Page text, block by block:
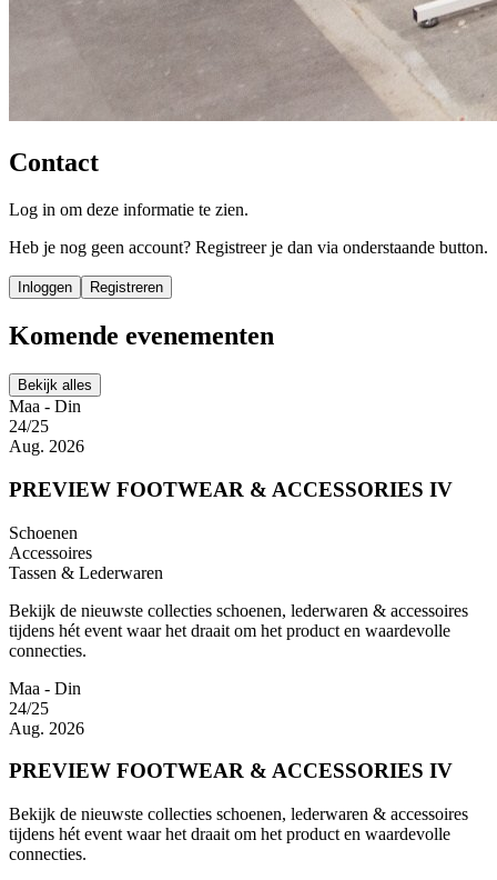
Contact
Log in om deze informatie te zien.
Heb je nog geen account? Registreer je dan via onderstaande button.
Inloggen Registreren
Komende evenementen
Bekijk alles
Maa - Din
24/25
Aug. 2026
PREVIEW FOOTWEAR & ACCESSORIES IV
Schoenen
Accessoires
Tassen & Lederwaren
Bekijk de nieuwste collecties schoenen, lederwaren & accessoires
tijdens hét event waar het draait om het product en waardevolle
connecties.
Maa - Din
24/25
Aug. 2026
PREVIEW FOOTWEAR & ACCESSORIES IV
Bekijk de nieuwste collecties schoenen, lederwaren & accessoires
tijdens hét event waar het draait om het product en waardevolle
connecties.